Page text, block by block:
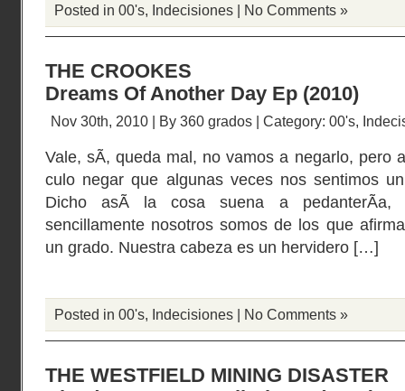
Posted in 00's, Indecisiones | No Comments »
THE CROOKES
Dreams Of Another Day Ep (2010)
Nov 30th, 2010 | By 360 grados | Category: 00's,
Vale, sÃ­, queda mal, no vamos a negarlo, pero
culo negar que algunas veces nos sentimos
Dicho asÃ­ la cosa suena a pedanterÃ­a,
sencillamente nosotros somos de los que
un grado. Nuestra cabeza es un hervidero […]
Posted in 00's, Indecisiones | No Comments »
THE WESTFIELD MINING DISASTER